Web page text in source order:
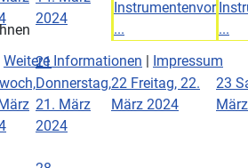
2024
Instrumentenvor
...
...
21
Donnerstag,
21. März
2024
22 Freitag, 22.
März 2024
23
Weitere Informationen | Impressum